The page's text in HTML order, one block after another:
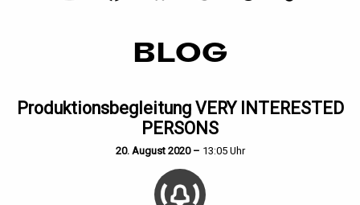
BLOG
Produktionsbegleitung VERY INTERESTED
PERSONS
20. August 2020 – 13:05 Uhr